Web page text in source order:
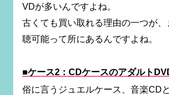
VDが多いんですよね。
古くても買い取れる理由の一つが
聴可能って所にあるんですよね。
■ケース2：CDケースのアダルト
俗に言うジュエルケース、音楽CD